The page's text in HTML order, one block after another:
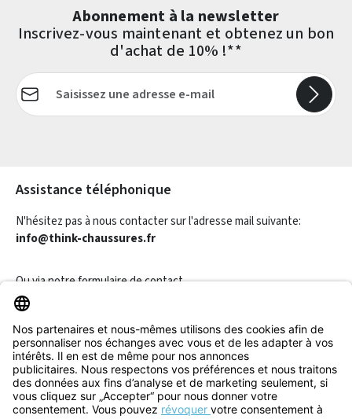
Abonnement à la newsletter
Inscrivez-vous maintenant et obtenez un bon
d'achat de 10% !**
Adresse e-mail*
Assistance téléphonique
N'hésitez pas à nous contacter sur l'adresse mail suivante:
info@think-chaussures.fr
Ou via notreformulaire de contact.
Révoquer un contrat
Informations